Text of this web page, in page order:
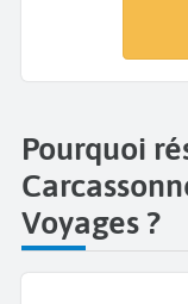
Pourquoi
Voyages ?